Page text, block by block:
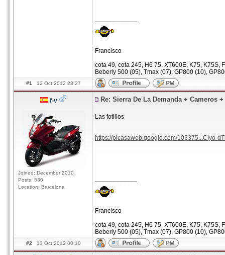
Francisco
cota 49, cota 245, H6 75, XT600E, K75, K75S,
Beberly 500 (05), Tmax (07), GP800 (10),
#1 12 Oct 2012 23:27
f-v
Joined: December 2010
Posts: 530
Location: Barcelona
Re: Sierra De La Demanda + Cameros
Las fotillos
https://picasaweb.google.com/103375...CIyo-
Francisco
cota 49, cota 245, H6 75, XT600E, K75, K75S,
Beberly 500 (05), Tmax (07), GP800 (10),
#2 13 Oct 2012 00:10